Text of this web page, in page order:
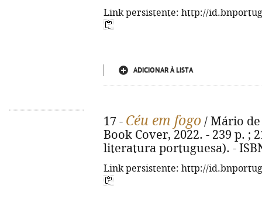
Link persistente: http://
ADICIONAR À LISTA
17 - Céu em fogo / Mário de
Book Cover, 2022. - 239 p. ;
literatura portuguesa). -
Link persistente: http://